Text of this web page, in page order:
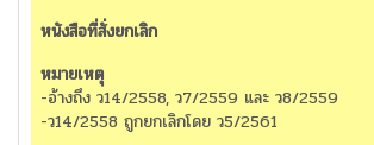
-อ้างถึง ว14/2558, ว7/2559 และ ว8/2559
-ว14/2558 ถูกยกเลิกโดย ว5/2561